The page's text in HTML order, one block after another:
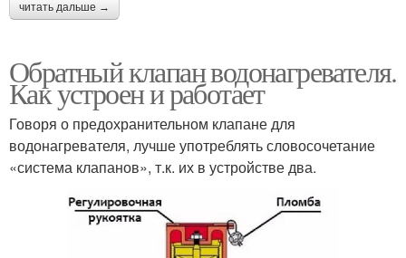
читать дальше →
Обратный клапан водонагревателя.
Как устроен и работает
Говоря о предохранительном клапане для
водонагревателя, лучше употреблять словосочетание
«система клапанов», т.к. их в устройстве два.